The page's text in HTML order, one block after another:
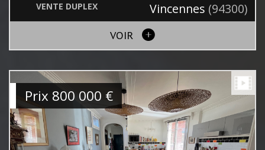
VENTE DUPLEX Vincennes (94300)
VOIR
Prix 800 000 €